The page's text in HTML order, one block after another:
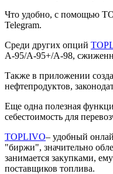
Что удобно, с помощью
Telegram.
Среди других опций
А-95/А-95+/А-98,
Также в приложении
нефтепродуктов,
Еще одна полезная
себестоимость для
TOPLIVO– удобный
"биржи", значительно
занимается закупками,
поставщиков топлива.